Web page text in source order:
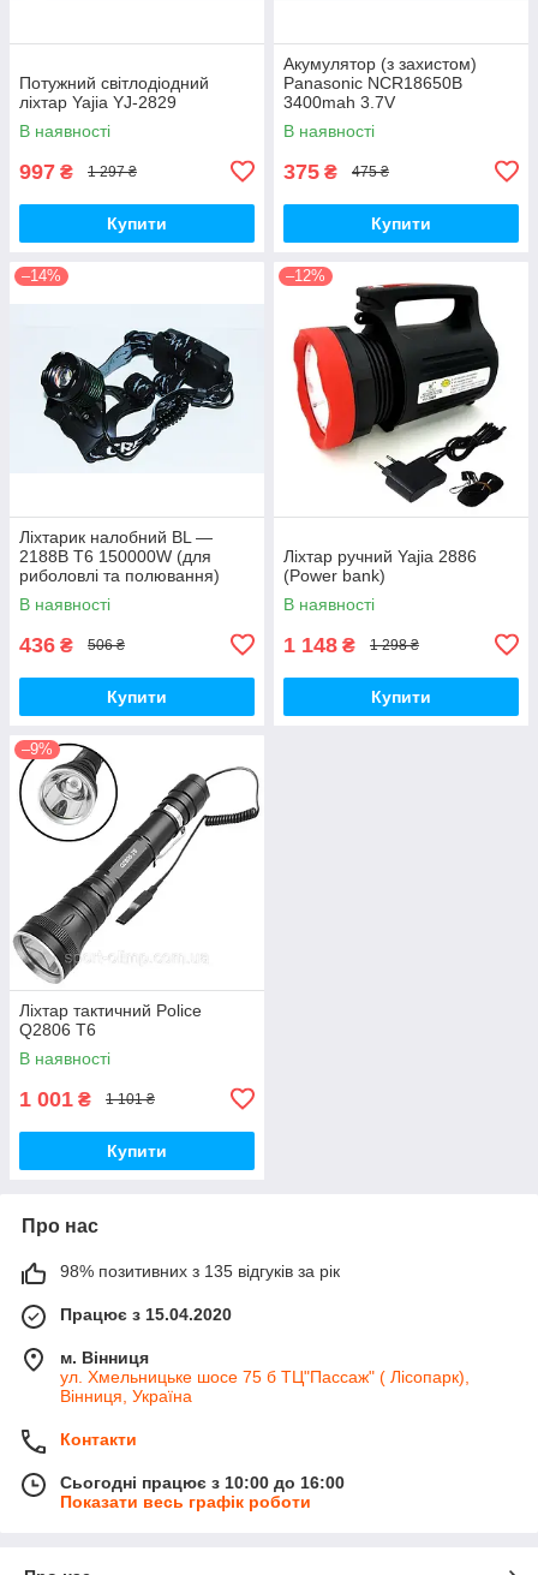
Потужний світлодіодний
ліхтар Yajia YJ-2829
В наявності
997 ₴ 1 297 ₴
Купити
Акумулятор (з захистом)
Panasonic NCR18650B
3400mah 3.7V
В наявності
375 ₴ 475 ₴
Купити
–14%
Ліхтарик налобний BL —
2188B Т6 150000W (для
риболовлі та полювання)
В наявності
436 ₴ 506 ₴
Купити
–12%
Ліхтар ручний Yajia 2886
(Power bank)
В наявності
1 148 ₴ 1 298 ₴
Купити
–9%
Ліхтар тактичний Police
Q2806 T6
В наявності
1 001 ₴ 1 101 ₴
Купити
Про нас
98% позитивних з 135 відгуків за рік
Працює з 15.04.2020
м. Вінниця
ул. Хмельницьке шосе 75 б ТЦ"Пассаж" ( Лісопарк),
Вінниця, Україна
Контакти
Сьогодні працює з 10:00 до 16:00
Показати весь графік роботи